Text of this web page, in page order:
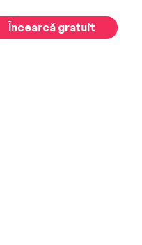
Încearcă gratuit